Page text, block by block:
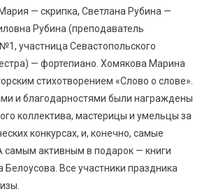
— скрипка, Светлана Рубина —
Рубина (преподаватель
участница Севастопольского
— фортепиано. Хомякова Марина
стихотворением «Слово о слове».
и благодарностями были награждены
коллектива, мастерицы и умельцы за
конкурсах, и, конечно, самые
самым активным в подарок — книги
Белоусова. Все участники праздника